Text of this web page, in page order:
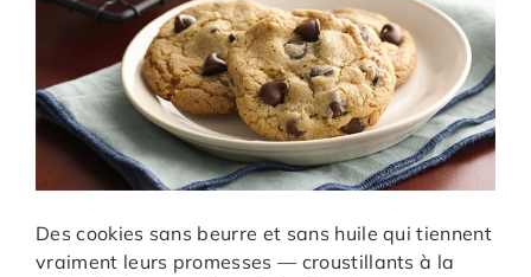
Des cookies sans beurre et sans huile qui tiennent
vraiment leurs promesses — croustillants à la